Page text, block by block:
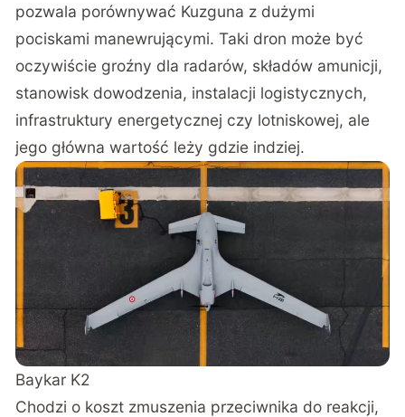
pozwala porównywać Kuzguna z dużymi
pociskami manewrującymi. Taki dron może być
oczywiście groźny dla radarów, składów amunicji,
stanowisk dowodzenia, instalacji logistycznych,
infrastruktury energetycznej czy lotniskowej, ale
jego główna wartość leży gdzie indziej.
Baykar K2
Chodzi o koszt zmuszenia przeciwnika do reakcji,